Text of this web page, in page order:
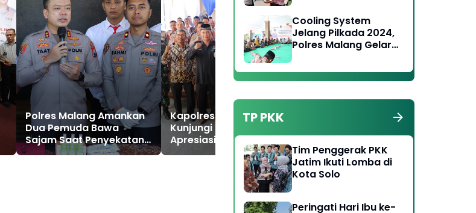
Polres Malang Amankan
Dua Pemuda Bawa
Sajam Saat Penyekatan
Malam 1 Suro
Kapolres Magetan
Kunjungi Polsek Bendo,
Apresiasi Peran
Masyarakat Wujudkan
Kamtibmas yang Aman
Polres Ngawi Beri
Pelayanan Pengamanan
Berjalan Aman
Pilkada 2024
Cooling System
Jelang Pilkada 2024,
Polres Malang Gelar
di Wonosari
TP PKK
Tim Penggerak PKK
Jatim Ikuti Lomba di
Kota Solo
Peringati Hari Ibu ke-